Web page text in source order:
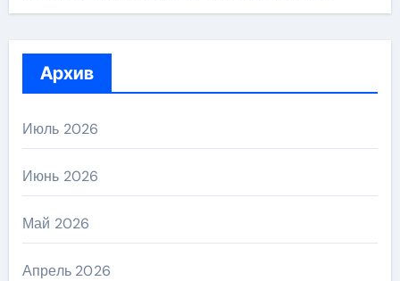
Архив
Июль 2026
Июнь 2026
Май 2026
Апрель 2026